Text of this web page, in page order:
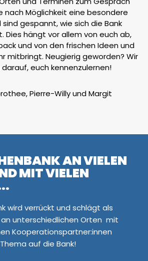
nach Möglichkeit eine besondere
gespannt, wie sich die Bank
Dies hängt vor allem von euch ab,
und von den frischen Ideen und
mitbringt. Neugierig geworden? Wir
euch kennenzulernen!
Pierre-Willy und Margit
AN VIELEN
MIT VIELEN
wird verrückt und schlägt als
an unterschiedlichen Orten mit
Kooperationspartner:innen
auf die Bank!